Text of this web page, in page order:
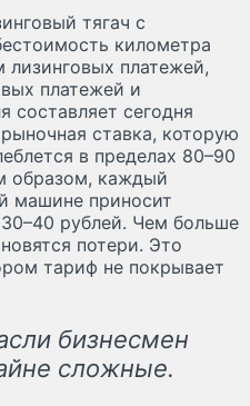
тягач с
километра
лизинговых платежей,
платежей и
составляет сегодня
ставка, которую
в пределах 80–90
образом, каждый
машине приносит
рублей. Чем больше
потери. Это
тариф не покрывает
бизнесмен
сложные.